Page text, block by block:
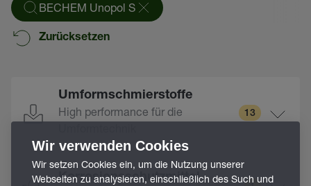
BECHEM Unopol S
Zurücksetzen
Umformschmierstoffe
High performance für die
13
Korrosionsschutzmittel
Wir verwenden Cookies
Wir setzen Cookies ein, um die Nutzung unserer
Webseiten zu analysieren, einschließlich des Such und